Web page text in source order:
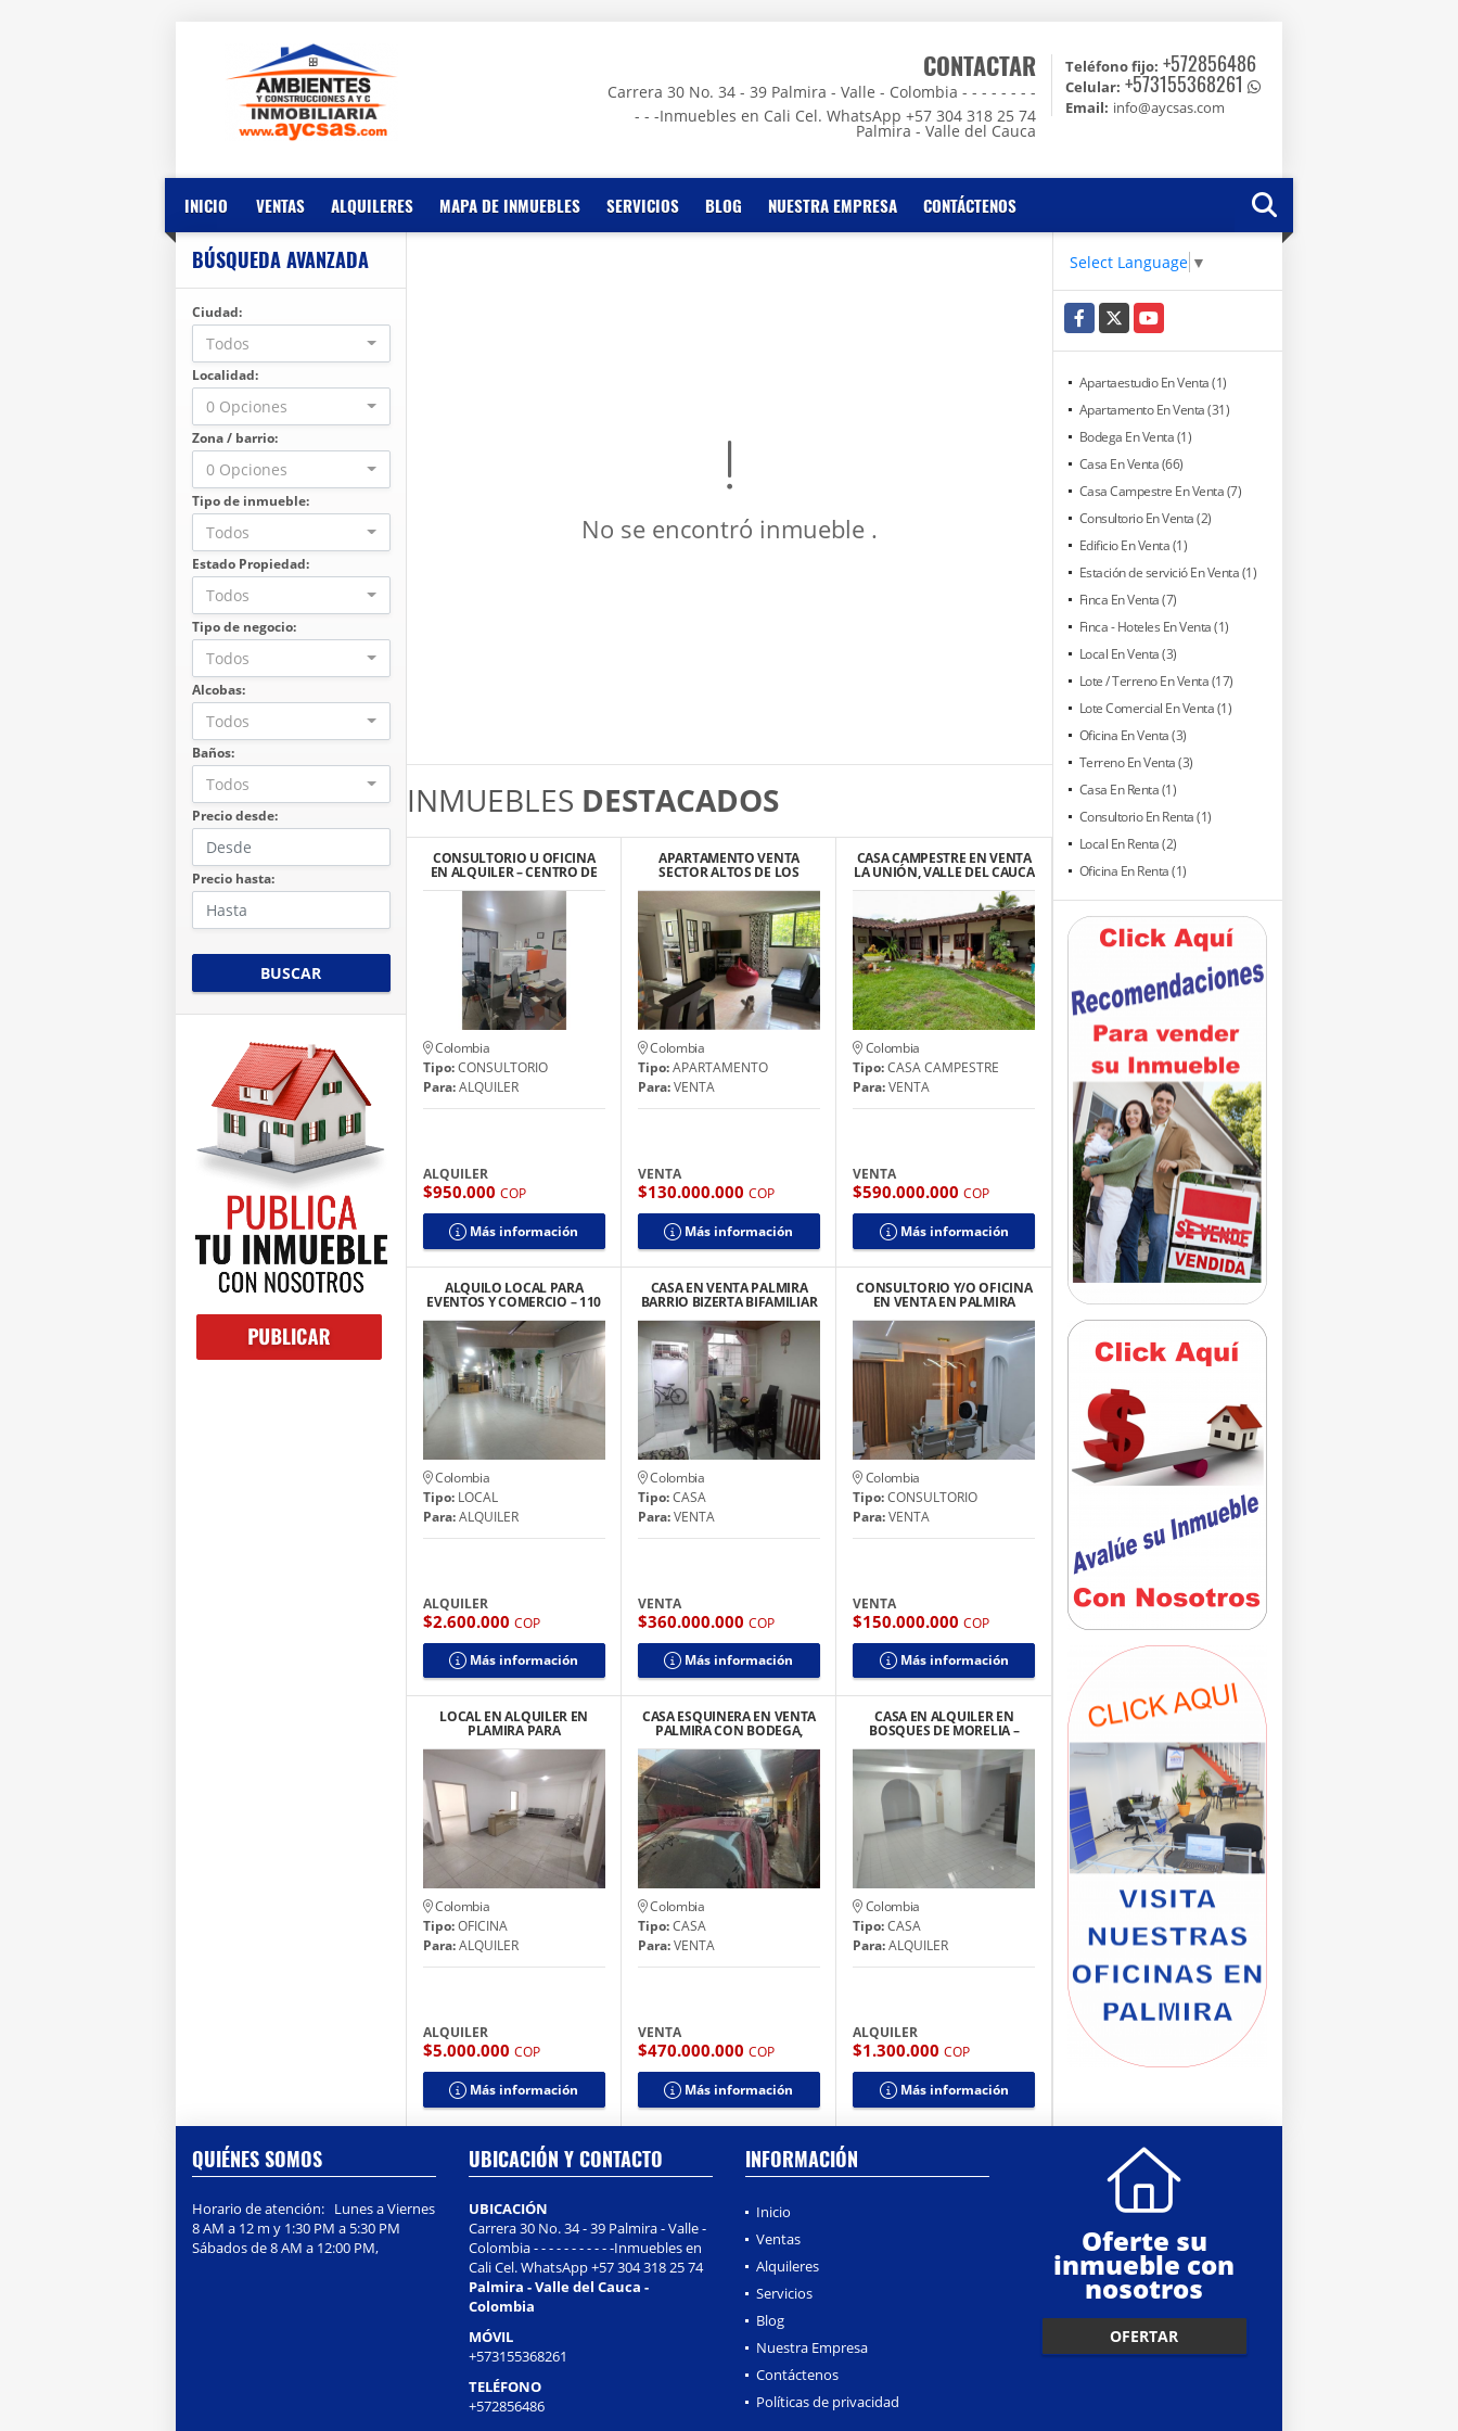
CONTACTAR
Carrera 30 No. 34 - 39 Palmira - Valle - Colombia - - - - - - - -
- - -Inmuebles en Cali Cel. WhatsApp +57 304 318 25 74
Palmira - Valle del Cauca
Teléfono fijo: +572856486
Celular: +573155368261
Email: info@aycsas.com
INICIO VENTAS ALQUILERES MAPA DE INMUEBLES SERVICIOS BLOG NUESTRA EMPRESA CONTÁCTENOS
BÚSQUEDA AVANZADA
Ciudad:
Todos
Localidad:
0 Opciones
Zona / barrio:
0 Opciones
Tipo de inmueble:
Todos
Estado Propiedad:
Todos
Tipo de negocio:
Todos
Alcobas:
Todos
Baños:
Todos
Precio desde:
Precio hasta:
BUSCAR
No se encontró inmueble .
INMUEBLES DESTACADOS
CONSULTORIO U OFICINA
EN ALQUILER – CENTRO DE
PALMIRA
Colombia
Tipo:CONSULTORIO
Para:ALQUILER
ALQUILER
$950.000 COP
Más información
APARTAMENTO VENTA
SECTOR ALTOS DE LOS
CHORROS, CALI EN
Colombia
Tipo:APARTAMENTO
Para:VENTA
VENTA
$130.000.000 COP
Más información
CASA CAMPESTRE EN VENTA
LA UNIÓN, VALLE DEL CAUCA
Colombia
Tipo:CASA CAMPESTRE
Para:VENTA
VENTA
$590.000.000COP
Más información
ALQUILO LOCAL PARA
EVENTOS Y COMERCIO – 110
M2 TOTALMENTE EQUIPADO
Colombia
Tipo:LOCAL
Para:ALQUILER
ALQUILER
$2.600.000 COP
Más información
CASA EN VENTA PALMIRA
BARRIO BIZERTA BIFAMILIAR
Colombia
Tipo:CASA
Para:VENTA
VENTA
$360.000.000 COP
Más información
CONSULTORIO Y/O OFICINA
EN VENTA EN PALMIRA
CENTRO 3-203
Colombia
Tipo:CONSULTORIO
Para:VENTA
VENTA
$150.000.000COP
Más información
LOCAL EN ALQUILER EN
PLAMIRA PARA
CONSULTORIOS U OFICINAS
IPS CENTRO
Colombia
Tipo:OFICINA
Para:ALQUILER
ALQUILER
$5.000.000 COP
Más información
CASA ESQUINERA EN VENTA
PALMIRA CON BODEGA,
LOCAL COMERCIAL Y
VIVIENDA
Colombia
Tipo:CASA
Para:VENTA
VENTA
$470.000.000 COP
Más información
CASA EN ALQUILER EN
BOSQUES DE MORELIA –
FRENTE A ZONA VERDE
Colombia
Tipo:CASA
Para:ALQUILER
ALQUILER
$1.300.000COP
Más información
Select Language ▼
Facebook
X YouTube
Apartaestudio En Venta (1)
Apartamento En Venta (31)
Bodega En Venta (1)
Casa En Venta (66)
Casa Campestre En Venta (7)
Consultorio En Venta (2)
Edificio En Venta (1)
Estación de servició En Venta (1)
Finca En Venta (7)
Finca - Hoteles En Venta (1)
Local En Venta (3)
Lote / Terreno En Venta (17)
Lote Comercial En Venta (1)
Oficina En Venta (3)
Terreno En Venta (3)
Casa En Renta (1)
Consultorio En Renta (1)
Local En Renta (2)
Oficina En Renta (1)
QUIÉNES SOMOS
Horario de atención: Lunes a Viernes
8 AM a 12 m y 1:30 PM a 5:30 PM
Sábados de 8 AM a 12:00 PM,
UBICACIÓN Y CONTACTO
UBICACIÓN
Carrera 30 No. 34 - 39 Palmira - Valle -
Colombia - - - - - - - - - - -Inmuebles en
Cali Cel. WhatsApp +57 304 318 25 74
Palmira - Valle del Cauca -
Colombia
MÓVIL
+573155368261
TELÉFONO
+572856486
INFORMACIÓN
Inicio
Ventas
Alquileres
Servicios
Blog
Nuestra Empresa
Contáctenos
Políticas de privacidad
Oferte su
inmueble con
nosotros
OFERTAR